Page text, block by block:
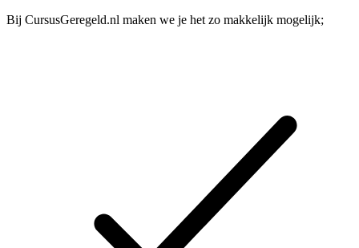
Bij CursusGeregeld.nl maken we je het zo makkelijk mogelijk;